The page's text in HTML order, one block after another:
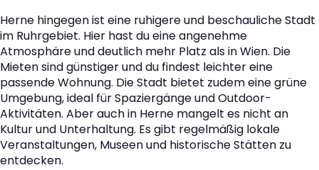
Herne hingegen ist eine ruhigere und beschauliche Stadt
im Ruhrgebiet. Hier hast du eine angenehme
Atmosphäre und deutlich mehr Platz als in Wien. Die
Mieten sind günstiger und du findest leichter eine
passende Wohnung. Die Stadt bietet zudem eine grüne
Umgebung, ideal für Spaziergänge und Outdoor-
Aktivitäten. Aber auch in Herne mangelt es nicht an
Kultur und Unterhaltung. Es gibt regelmäßig lokale
Veranstaltungen, Museen und historische Stätten zu
entdecken.